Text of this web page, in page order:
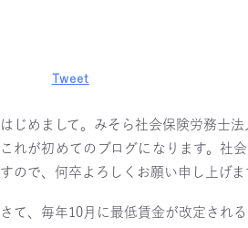
Tweet
はじめまして。みそら社会保険労務士
これが初めてのブログになります。社
すので、何卒よろしくお願い申し上げま
さて、毎年10月に最低賃金が改定され